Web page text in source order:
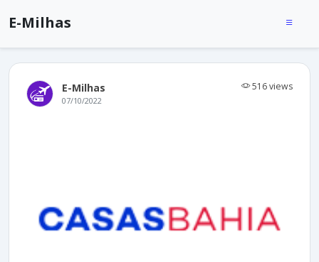
E-Milhas
E-Milhas 516 views
07/10/2022